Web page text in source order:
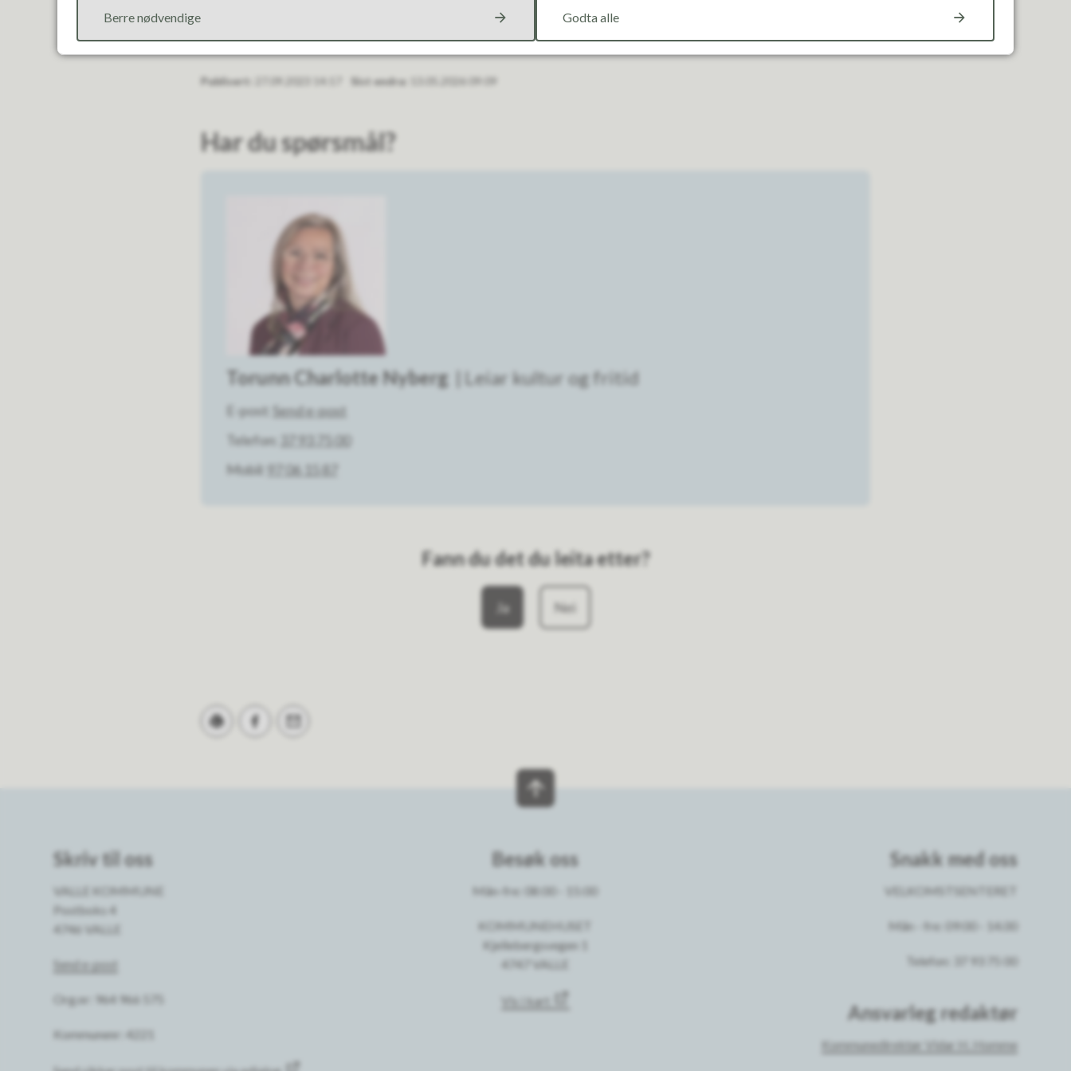
Publisert 27.09.2023 14:17 Sist endra 13.05.2026 09:09
Har du spørsmål?
Torunn Charlotte Nyberg Leiar kultur og fritid
E-post Send e-post
Telefon
37 93 75 00
Mobil
97 06 15 87
Fann du det du leita etter?
Ja Nei
Skriv til oss
VALLE KOMMUNE
Postboks 4
4746 VALLE
Send e-post
Org.nr: 964 966 575
Kommunenr: 4221
Besøk oss
Mån-fre: 08:00 - 15:00
KOMMUNEHUSET
Kjellebergsvegen 1
4747 VALLE
Vis i kart
Snakk med oss
VELKOMSTSENTERET
Mån - fre: 09:00 - 14.00
Telefon: 37 93 75 00
Ansvarleg redaktør
Kommunedirektør Vidar H. Homme
Berre nødvendige Godta alle